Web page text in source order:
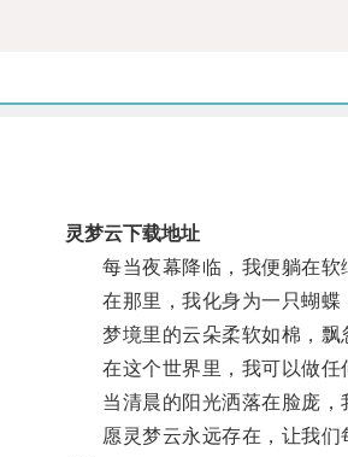
灵梦云下载地址
每当夜幕降临，我便躺在软
在那里，我化身为一只蝴蝶，
梦境里的云朵柔软如棉，飘
在这个世界里，我可以做任
当清晨的阳光洒落在脸庞，
愿灵梦云永远存在，让我们